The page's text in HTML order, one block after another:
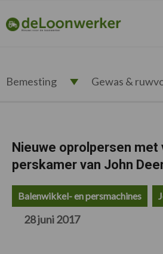
de
hoofdnavigatie
de
hoofd
de
eerste
de
voettekst
deloonwerker.nl
Bemesting Gewas &
Nieuwe oprolpersen met
perskamer van John
Balenwikkel- en persmachines
28 juni 2017